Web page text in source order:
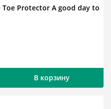
Protector A good day to
В корзину